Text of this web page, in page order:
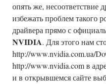
опять же, несоответствие
избежать проблем такого
драйвера прямо с
NVIDIA. Для этого нам
http://www.nvidia.com.ua/
http://www.nvidia.com в
и в открывшемся сайте